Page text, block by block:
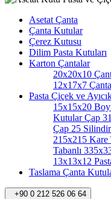
Asetat Çanta
Çanta Kutular
Çerez Kutusu
Dilim Pasta Kutuları
Karton Çantalar
20x20x10
12x17x7 Çanta
Pasta Çiçek ve
15x15x20
KutularÇap
Çap 25 Silindir
215x215 Kare
Tabanlı
13x13x12
Taslama Çanta
+90 0 212 526 06 64